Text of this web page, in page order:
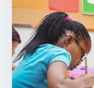
da rotina
funcionamento
da sala de aula.
INSS 2026! […]